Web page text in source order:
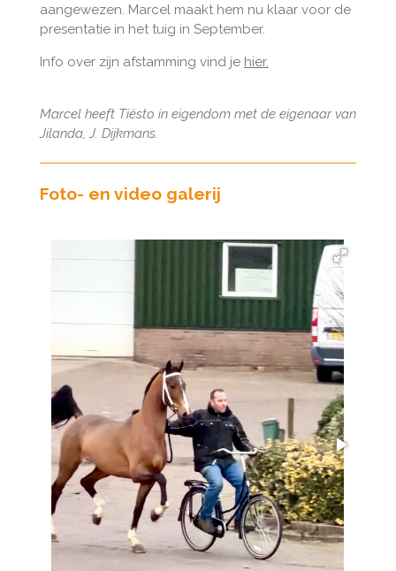
aangewezen. Marcel maakt hem nu klaar voor de
presentatie in het tuig in September.
Info over zijn afstamming vind je hier.
Marcel heeft Tiësto in eigendom met de eigenaar van
Jilanda, J. Dijkmans.
Foto- en video galerij